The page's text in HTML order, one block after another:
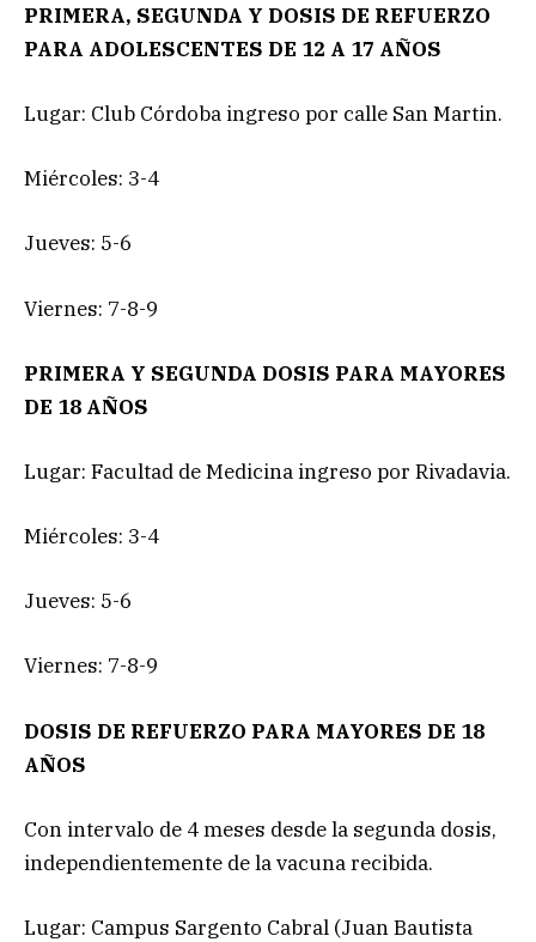
PRIMERA, SEGUNDA Y DOSIS DE REFUERZO
PARA ADOLESCENTES DE 12 A 17 AÑOS
Lugar: Club Córdoba ingreso por calle San Martin.
Miércoles: 3-4
Jueves: 5-6
Viernes: 7-8-9
PRIMERA Y SEGUNDA DOSIS PARA MAYORES
DE 18 AÑOS
Lugar: Facultad de Medicina ingreso por Rivadavia.
Miércoles: 3-4
Jueves: 5-6
Viernes: 7-8-9
DOSIS DE REFUERZO PARA MAYORES DE 18
AÑOS
Con intervalo de 4 meses desde la segunda dosis,
independientemente de la vacuna recibida.
Lugar: Campus Sargento Cabral (Juan Bautista